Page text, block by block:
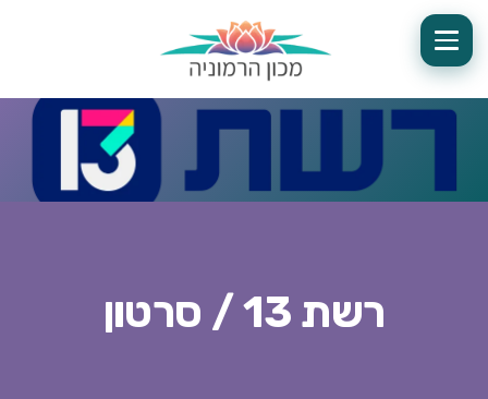
רשת 13 / סרטון